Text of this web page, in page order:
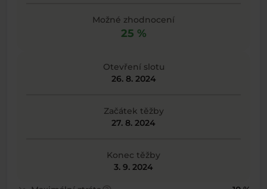
Možné zhodnocení
25 %
Otevření slotu
26. 8. 2024
Začátek těžby
27. 8. 2024
Konec těžby
3. 9. 2024